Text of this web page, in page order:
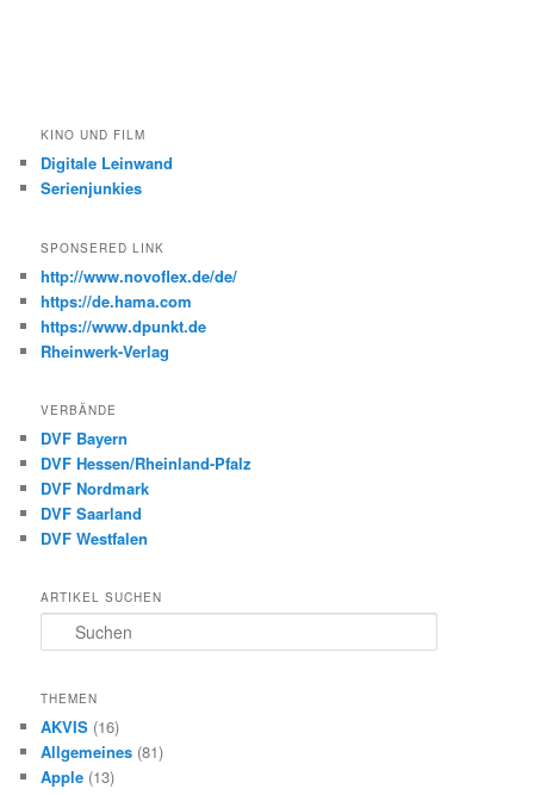
KINO UND FILM
Digitale Leinwand
Serienjunkies
SPONSERED LINK
http://www.novoflex.de/de/
https://de.hama.com
https://www.dpunkt.de
Rheinwerk-Verlag
VERBÄNDE
DVF Bayern
DVF Hessen/Rheinland-Pfalz
DVF Nordmark
DVF Saarland
DVF Westfalen
ARTIKEL SUCHEN
u
h
n
THEMEN
AKVIS (16)
Allgemeines (81)
Apple (13)